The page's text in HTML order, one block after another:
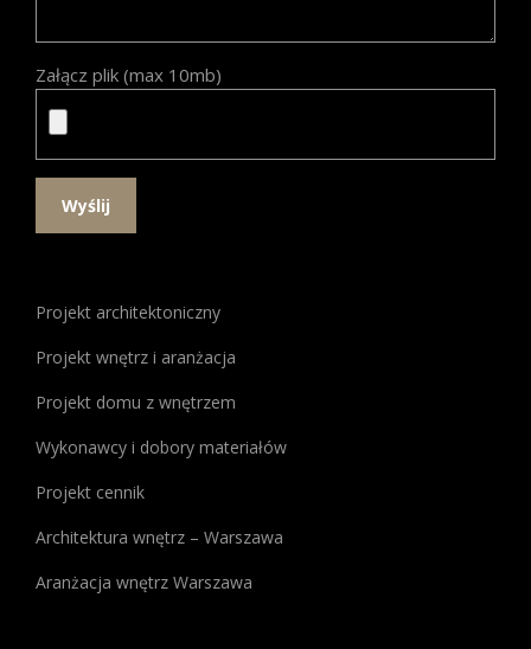
Załącz plik (max 10mb)
idealnego
miejsca
gry,
warto
zwrócić
uwagę
Kasyno
Najlepsze
Projekt architektoniczny
Projekt wnętrz i aranżacja
Projekt domu z wnętrzem
Wykonawcy i dobory materiałów
Projekt cennik
Architektura wnętrz – Warszawa
Aranżacja wnętrz Warszawa